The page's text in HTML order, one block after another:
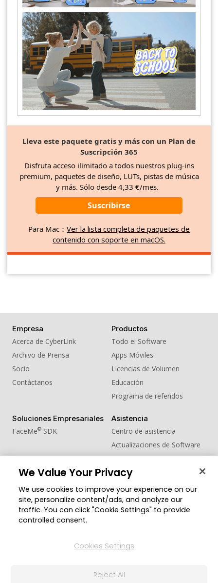
Lleva este paquete gratis y más con un Plan de
Suscripción 365
Disfruta acceso ilimitado a todos nuestros plug-ins
premium, paquetes de diseño, LUTs, pistas de música
y más. Sólo desde 4,33 €/mes.
Suscribirse
Para Mac： Ver la lista completa de paquetes de
contenido con soporte en macOS.
Empresa
Acerca de CyberLink
Archivo de Prensa
Socio
Contáctanos
Productos
Todo el Software
Apps Móviles
Licencias de Volumen
Educación
Programa de referidos
Soluciones Empresariales
FaceMe® SDK
Asistencia
Centro de asistencia
Actualizaciones de Software
Centro de Aprendizaje
Zona de Miembros
Blog
Cambiar región
We Value Your Privacy
We use cookies to improve your experience on our
site, personalize content/ads, and analyze our
traffic. You can click "Cookie Settings" to provide
controlled consent.
Cookies Settings
Reject All